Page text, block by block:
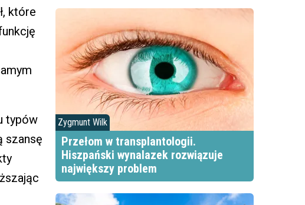
które
typów
szansę
Zygmunt Wilk
Przełom w transplantologii.
Hiszpański wynalazek rozwiązuje
największy problem